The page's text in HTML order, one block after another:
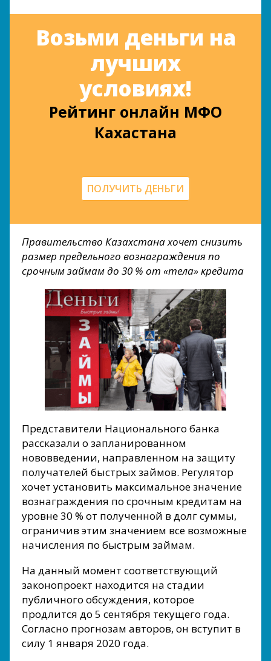
Возьми деньги на
лучших
условиях!
Рейтинг онлайн МФО
Кахастана
ПОЛУЧИТЬ ДЕНЬГИ
Правительство Казахстана хочет снизить
размер предельного вознаграждения по
срочным займам до 30 % от «тела» кредита
Представители Национального банка
рассказали о запланированном
нововведении, направленном на защиту
получателей быстрых займов. Регулятор
хочет установить максимальное значение
вознаграждения по срочным кредитам на
уровне 30 % от полученной в долг суммы,
ограничив этим значением все возможные
начисления по быстрым займам.
На данный момент соответствующий
законопроект находится на стадии
публичного обсуждения, которое
продлится до 5 сентября текущего года.
Согласно прогнозам авторов, он вступит в
силу 1 января 2020 года.